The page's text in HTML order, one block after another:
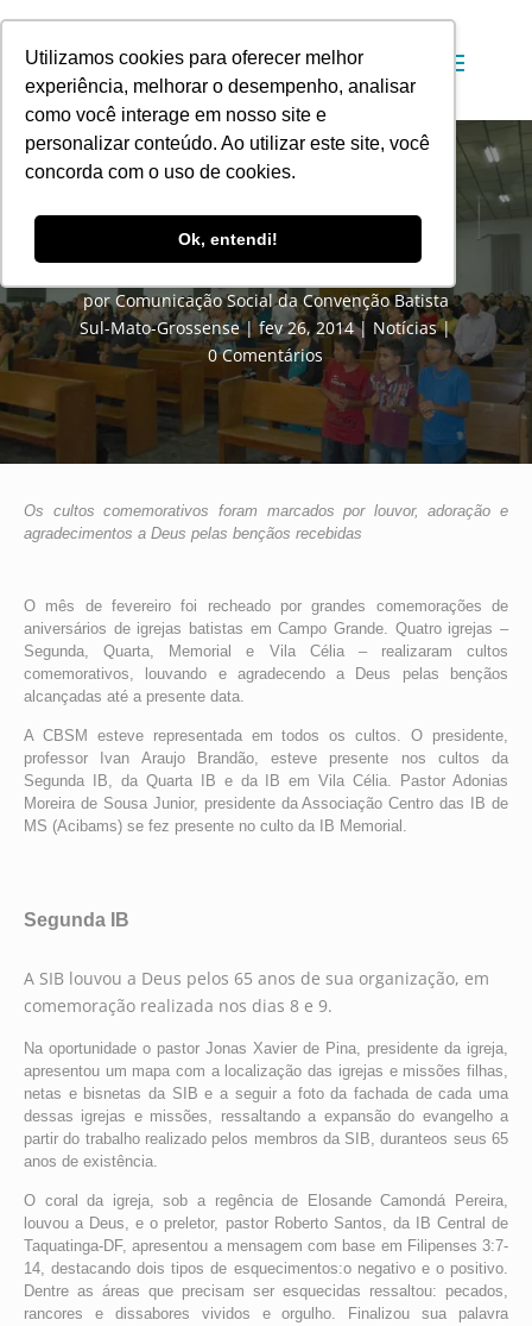
Utilizamos cookies para oferecer melhor
experiência, melhorar o desempenho, analisar
como você interage em nosso site e
personalizar conteúdo. Ao utilizar este site, você
concorda com o uso de cookies.
Ok, entendi!
Quatro igrejas de CG comemoram
aniversário em fevereiro
porComunicação Social da Convenção Batista
Sul-Mato-Grossense
fev 26, 2014
Notícias
0 Comentários
Os cultos comemorativos foram marcados por louvor, adoração e
agradecimentos a Deus pelas bençãos recebidas
O mês de fevereiro foi recheado por grandes comemorações de
aniversários de igrejas batistas em Campo Grande. Quatro igrejas –
Segunda, Quarta, Memorial e Vila Célia – realizaram cultos
comemorativos, louvando e agradecendo a Deus pelas bençãos
alcançadas até a presente data.
A CBSM esteve representada em todos os cultos. O presidente,
professor Ivan Araujo Brandão, esteve presente nos cultos da
Segunda IB, da Quarta IB e da IB em Vila Célia. Pastor Adonias
Moreira de Sousa Junior, presidente da Associação Centro das IB de
MS (Acibams) se fez presente no culto da IB Memorial.
Segunda IB
A SIB louvou a Deus pelos 65 anos de sua organização, em
comemoração realizada nos dias 8 e 9.
Na oportunidade o pastor Jonas Xavier de Pina, presidente da igreja,
apresentou um mapa com a localização das igrejas e missões filhas,
netas e bisnetas da SIB e a seguir a foto da fachada de cada uma
dessas igrejas e missões, ressaltando a expansão do evangelho a
partir do trabalho realizado pelos membros da SIB, duranteos seus 65
anos de existência.
O coral da igreja, sob a regência de Elosande Camondá Pereira,
louvou a Deus, e o preletor, pastor Roberto Santos, da IB Central de
Taquatinga-DF, apresentou a mensagem com base em Filipenses 3:7-
14, destacando dois tipos de esquecimentos:o negativo e o positivo.
Dentre as áreas que precisam ser esquecidas ressaltou: pecados,
rancores e dissabores vividos e orgulho. Finalizou sua palavra